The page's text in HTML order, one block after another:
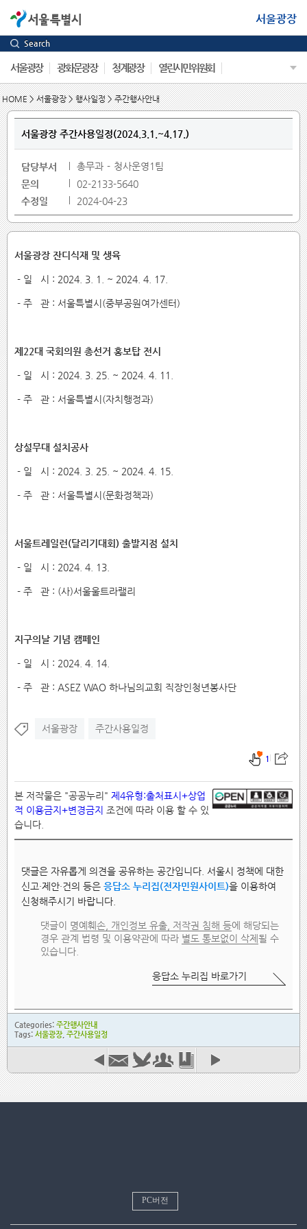
서울광장
Search
서울광장 광화문광장 청계광장 열린시민위원회
HOME>서울광장>행사일정>주간행사안내
서울광장 주간사용일정(2024.3.1.~4.17.)
담당부서 총무과
청사운영1팀
문의
02-2133-5640
수정일
2024-04-23
서울광장 잔디식재 및 생육
- 일 시 : 2024. 3. 1. ~ 2024. 4. 17.
- 주 관 : 서울특별시(중부공원여가센터)
제22대 국회의원 총선거 홍보탑 전시
- 일 시 : 2024. 3. 25. ~ 2024. 4. 11.
- 주 관 : 서울특별시(자치행정과)
상설무대 설치공사
- 일 시 : 2024. 3. 25. ~ 2024. 4. 15.
- 주 관 : 서울특별시(문화정책과)
서울트레일런(달리기대회) 출발지점 설치
- 일 시 : 2024. 4. 13.
- 주 관 : (사)서울울트라랠리
지구의날 기념 캠페인
- 일 시 : 2024. 4. 14.
- 주 관 : ASEZ WAO 하나님의교회 직장인청년봉사단
서울광장 주간사용일정
1
본 저작물은 "공공누리" 제4유형:출처표시+상업
적 이용금지+변경금지 조건에 따라 이용 할 수 있
습니다.
댓글은 자유롭게 의견을 공유하는 공간입니다. 서울시 정책에 대한
신고·제안·건의 등은 응답소 누리집(전자민원사이트)을 이용하여
신청해주시기 바랍니다.
댓글이 명예훼손, 개인정보 유출, 저작권 침해 등에 해당되는
경우 관계 법령 및 이용약관에 따라 별도 통보없이 삭제 될 수
있습니다.
응답소 누리집 바로가기
Categories: 주간행사안내
Tags: 서울광장, 주간사용일정
PC버전